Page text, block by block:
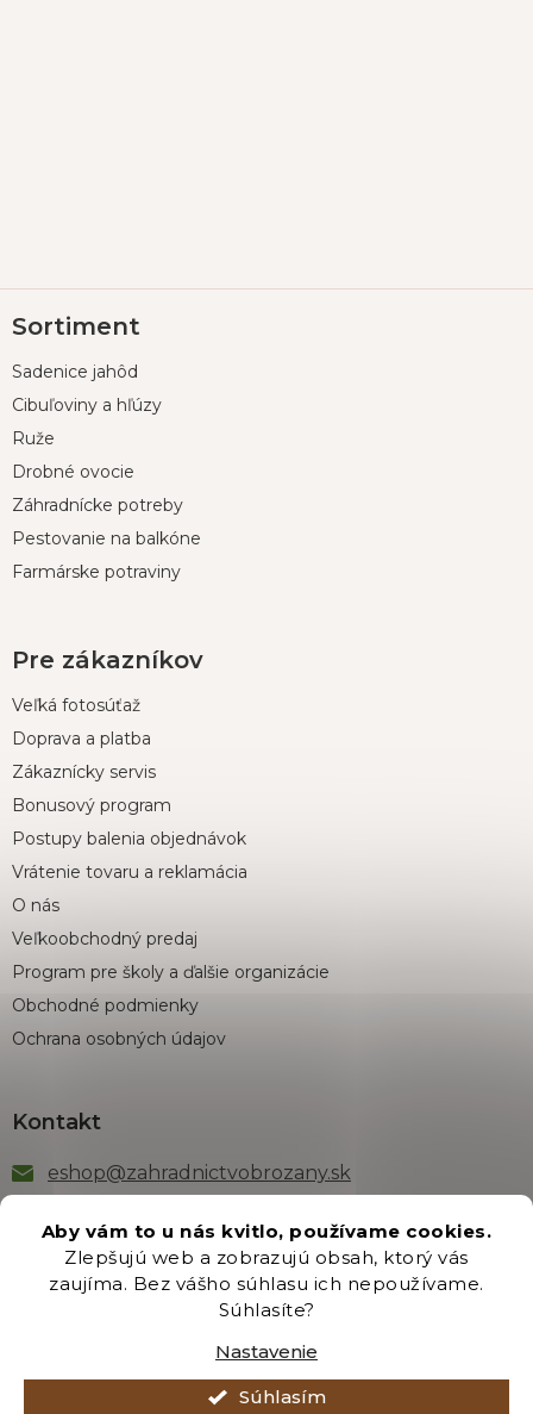
Aby vám to u nás kvitlo, používame cookies.
Zlepšujú web a zobrazujú obsah, ktorý vás
zaujíma. Bez vášho súhlasu ich nepoužívame.
Súhlasíte?
Nastavenie
Súhlasím
á
ä
Sortiment
Sadenice jahôd
Cibuľoviny a hľúzy
Ruže
Drobné ovocie
Záhradnícke potreby
Pestovanie na balkóne
Farmárske potraviny
Pre zákazníkov
Veľká fotosúťaž
Doprava a platba
Zákaznícky servis
Bonusový program
Postupy balenia objednávok
Vrátenie tovaru a reklamácia
O nás
Veľkoobchodný predaj
Program pre školy a ďalšie organizácie
Obchodné podmienky
Ochrana osobných údajov
Kontakt
eshop@zahradnictvobrozany.sk
Odber newsletteru